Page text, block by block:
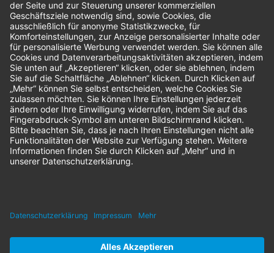
Bestellungen
Sendung verfolgen
Geprüfter Shop
* Alle Preise zzgl. gesetzlicher Mehrwertsteuer